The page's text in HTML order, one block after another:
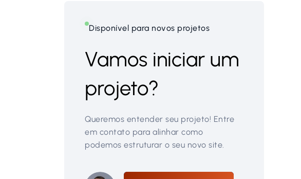
Disponível para novos projetos
Vamos iniciar um
projeto?
Queremos entender seu projeto! Entre
em contato para alinhar como
podemos estruturar o seu novo site.